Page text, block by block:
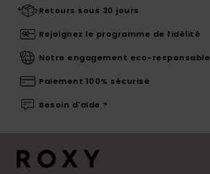
Retours sous 30 jours
Rejoignez le programme de fidélité
Notre engagement eco-responsable
Paiement 100% sécurisé
Besoin d'aide ?